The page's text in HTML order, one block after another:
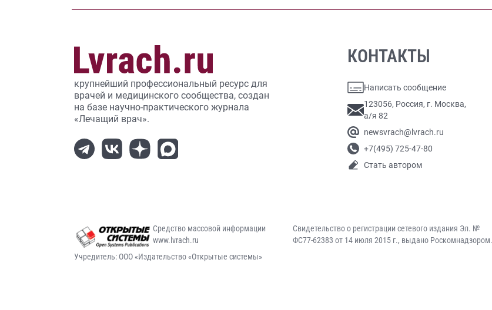
крупнейший профессиональный ресурс для
врачей и медицинского сообщества, создан
на базе научно-практического журнала
«Лечащий врач».
КОНТАКТЫ
Написать сообщение
123056, Россия, г. Москва,
а/я 82
newsvrach@lvrach.ru
+7(495) 725-47-80
Стать автором
Средство массовой информации
www.lvrach.ru
Учредитель: ООО «Издательство «Открытые системы»
Свидетельство о регистрации сетевого издания Эл. №
ФС77-62383 от 14 июля 2015 г., выдано Роскомнадзором.